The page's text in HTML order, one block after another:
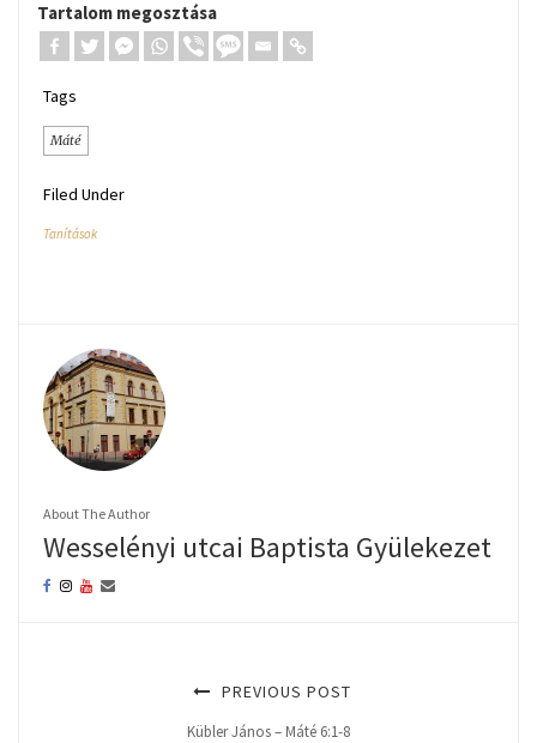
Tartalom megosztása
Tags
Máté
Filed Under
Tanítások
About The Author
Wesselényi utcai Baptista Gyülekezet
PREVIOUS POST
Kübler János – Máté 6:1-8